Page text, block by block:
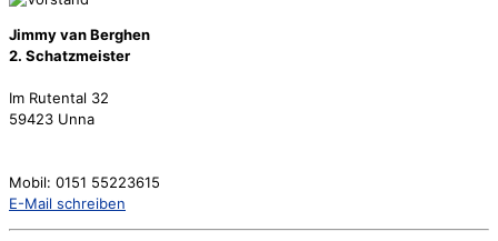
Jimmy van Berghen
2. Schatzmeister
Im Rutental 32
59423 Unna
Mobil: 0151 55223615
E-Mail schreiben